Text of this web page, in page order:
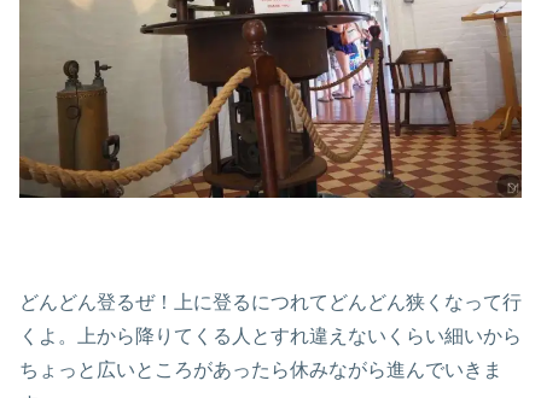
どんどん登るぜ！上に登るにつれてどんどん狭くなって行
くよ。上から降りてくる人とすれ違えないくらい細いから
ちょっと広いところがあったら休みながら進んでいきま